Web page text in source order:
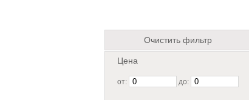
Очистить фильтр
Цена
от: до: